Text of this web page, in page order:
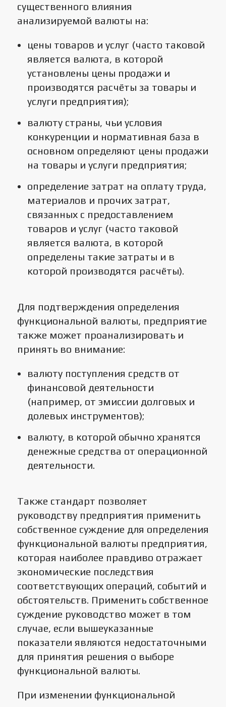
существенного влияния
анализируемой валюты на:
цены товаров и услуг (часто таковой
является валюта, в которой
установлены цены продажи и
производятся расчёты за товары и
услуги предприятия);
валюту страны, чьи условия
конкуренции и нормативная база в
основном определяют цены продажи
на товары и услуги предприятия;
определение затрат на оплату труда,
материалов и прочих затрат,
связанных с предоставлением
товаров и услуг (часто таковой
является валюта, в которой
определены такие затраты и в
которой производятся расчёты).
Для подтверждения определения
функциональной валюты, предприятие
также может проанализировать и
принять во внимание:
валюту поступления средств от
финансовой деятельности
(например, от эмиссии долговых и
долевых инструментов);
валюту, в которой обычно хранятся
денежные средства от операционной
деятельности.
Также стандарт позволяет
руководству предприятия применить
собственное суждение для определения
функциональной валюты предприятия,
которая наиболее правдиво отражает
экономические последствия
соответствующих операций, событий и
обстоятельств. Применить собственное
суждение руководство может в том
случае, если вышеуказанные
показатели являются недостаточными
для принятия решения о выборе
функциональной валюты.
При изменении функциональной